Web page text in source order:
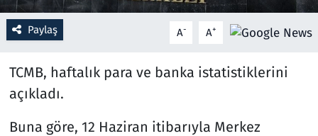
Paylaş A- A+
TCMB, haftalık para ve banka istatistiklerini
açıkladı.
Buna göre, 12 Haziran itibarıyla Merkez
Sağlık
Savunma Sanayi
Seçim 2023